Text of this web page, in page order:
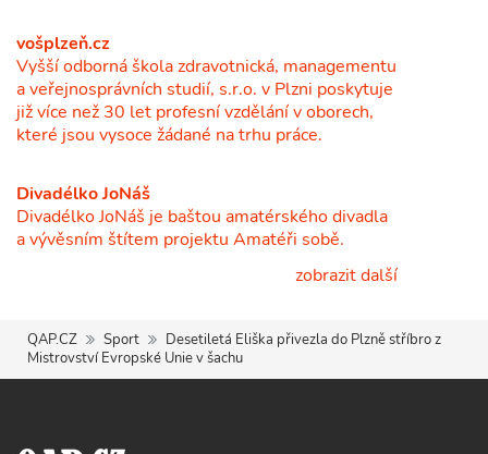
vošplzeň.cz
Vyšší odborná škola zdravotnická, managementu
a veřejnosprávních studií, s.r.o. v Plzni poskytuje
již více než 30 let profesní vzdělání v oborech,
které jsou vysoce žádané na trhu práce.
Divadélko JoNáš
Divadélko JoNáš je baštou amatérského divadla
a vývěsním štítem projektu Amatéři sobě.
zobrazit další
QAP.CZ Sport
Desetiletá Eliška přivezla do Plzně stříbro z
Mistrovství Evropské Unie v šachu